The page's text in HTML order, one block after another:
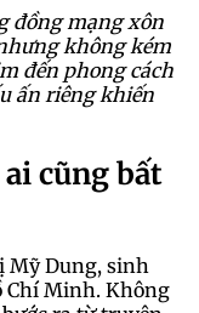
đồng mạng xôn
không kém
đến phong cách
ấn riêng khiến
cũng bất
Mỹ Dung, sinh
Chí Minh. Không